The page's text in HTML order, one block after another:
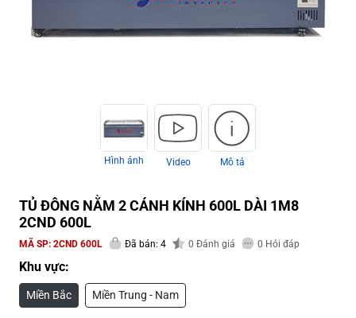
Hình ảnh Video Mô tả
TỦ ĐÔNG NẰM 2 CÁNH KÍNH 600L DÀI 1M8
2CND 600L
MÃ SP: 2CND 600L Đã bán: 4 0 Đánh giá 0 Hỏi đáp
Khu vực:
Miền Bắc Miền Trung - Nam